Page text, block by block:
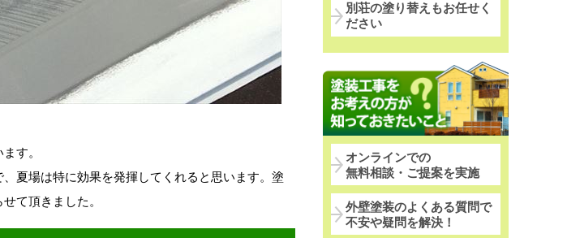
す。
夏場は特に効果を発揮してくれると思います。塗
て頂きました。
別荘の塗り替えもお任せく
ださい
オンラインでの
無料相談・ご提案を実施
外壁塗装のよくある質問で
不安や疑問を解決！